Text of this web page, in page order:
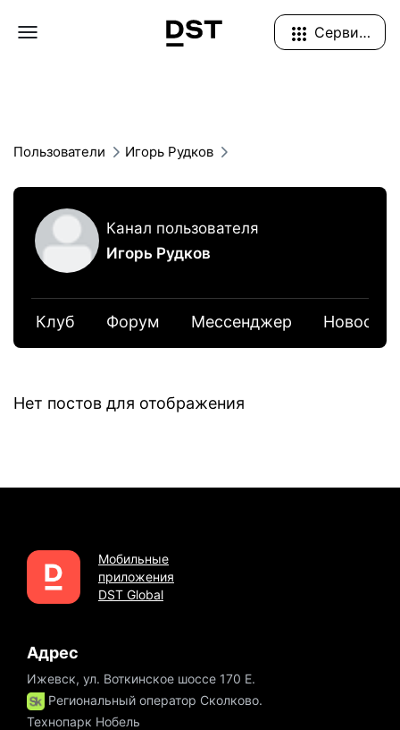
Navigation Menu Сервисы
Пользователи Игорь Рудков
Канал пользователя
Игорь Рудков
Клуб Форум Мессенджер Новости
Нет постов для отображения
Мобильные
приложения
DST Global
Адрес
Ижевск, ул. Воткинское шоссе 170 Е.
Региональный оператор Сколково.
Технопарк Нобель